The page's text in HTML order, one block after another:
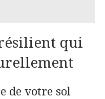
qui
de votre sol